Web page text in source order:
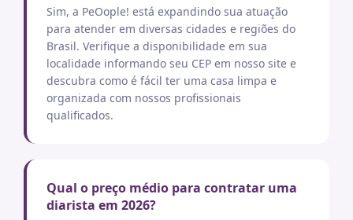
Sim, a PeOople! está expandindo sua atuação
para atender em diversas cidades e regiões do
Brasil. Verifique a disponibilidade em sua
localidade informando seu CEP em nosso site e
descubra como é fácil ter uma casa limpa e
organizada com nossos profissionais
qualificados.
Qual o preço médio para contratar uma
diarista em 2026?